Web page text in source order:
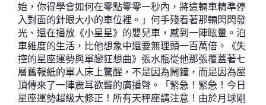
始，你得學會如何在零點零零一秒內，將這輛車精準停
入對面的針眼大小的車位裡。」何手殘看著那輛閃閃發
光、還在播放《小星星》的嬰兒車，感到一陣眩暈。泊
車維度的生活，比他想象中還要無理頭一百萬倍。《失
控的星座運勢與單戀狂想曲》張水瓶從他那張覆蓋著七
層舊報紙的單人床上驚醒，不是因為鬧鐘，而是因為屋
頂傳來了一陣震耳欲聾的廣播聲。「緊急！緊急！今日
星座運勢超級大修正！所有天秤座請注意！由於月球剛